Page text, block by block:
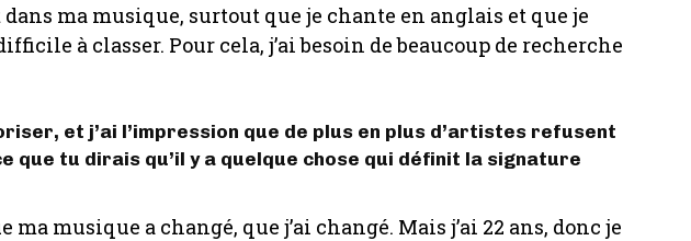
ma musique, surtout que je chante en anglais et que je
à classer. Pour cela, j’ai besoin de beaucoup de recherche
et j’ai l’impression que de plus en plus d’artistes refusent
que tu dirais qu’il y a quelque chose qui définit la signature
ma musique a changé, que j’ai changé. Mais j’ai 22 ans, donc je